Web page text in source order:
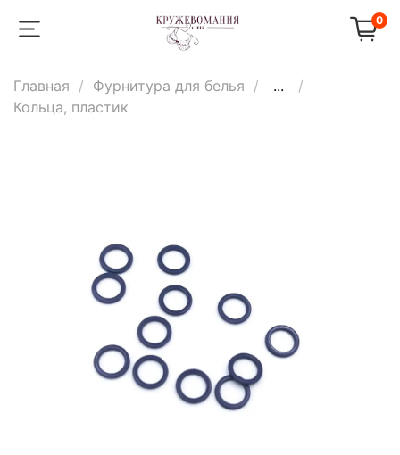
0
Главная Фурнитура для белья
...
Кольца, пластик